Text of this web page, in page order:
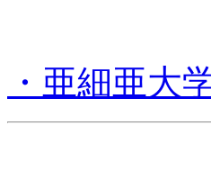
・亜細亜大